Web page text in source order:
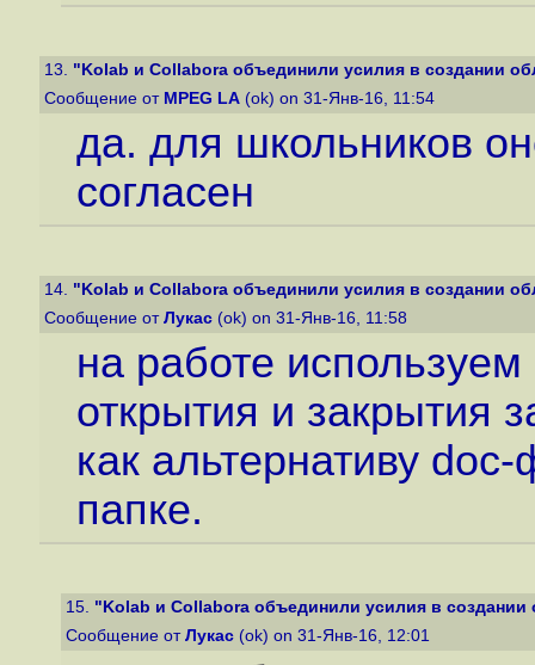
13. "Kolab и Collabora объединили усилия в создании
Сообщение от MPEG LA (ok) on 31-Янв-16, 11:54
да. для школьников
согласен
14. "Kolab и Collabora объединили усилия в создании
Сообщение от Лукас (ok) on 31-Янв-16, 11:58
на работе
открытия и закрытия
как альтернативу
папке.
15. "Kolab и Collabora объединили усилия в создании
Сообщение от Лукас (ok) on 31-Янв-16, 12:01